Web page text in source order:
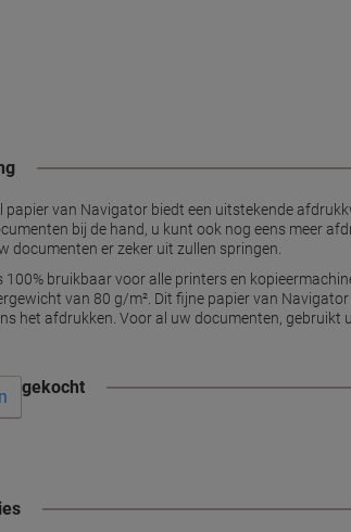
papier van Navigator biedt een uitstekende
bij de hand, u kunt ook nog eens meer
documenten er zeker uit zullen springen.
100% bruikbaar voor alle printers en
van 80 g/m². Dit fijne papier van
het afdrukken. Voor al uw documenten, gebruikt
gekocht